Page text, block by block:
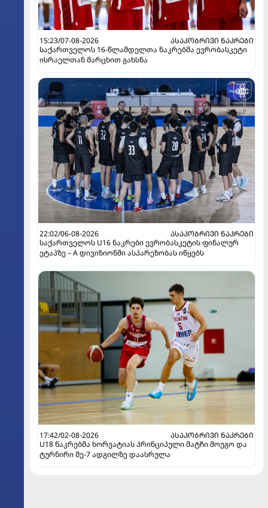
15:23/07-08-2026
ᲐᲡᲐᲙᲝᲑᲠᲘᲕᲘ ᲜᲐᲙᲠᲔᲑᲘ
საქართველოს 16-წლამდელთა ნაკრებმა ევრობასკეტი
ისრაელთან მარცხით გახსნა
22:02/06-08-2026
ᲐᲡᲐᲙᲝᲑᲠᲘᲕᲘ ᲜᲐᲙᲠᲔᲑᲘ
საქართველოს U16 ნაკრები ევრობასკეტის ფინალურ
ეტაპზე – A დივიზიონში ასპარეზობას იწყებს
17:42/02-08-2026
ᲐᲡᲐᲙᲝᲑᲠᲘᲕᲘ ᲜᲐᲙᲠᲔᲑᲘ
U18 ნაკრებმა ხორვატიას პრინციპული მატჩი მოუგო და
ტურნირი მე-7 ადგილზე დაასრულა